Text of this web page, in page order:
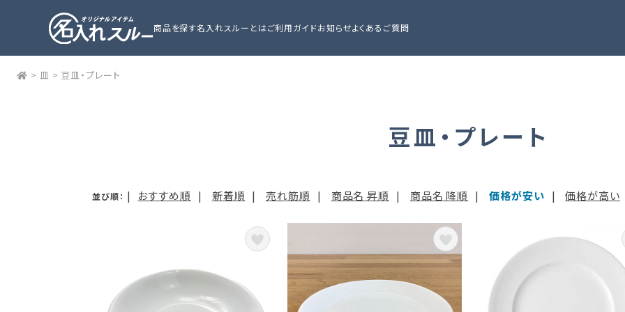
商品を探す名入れスルーとはご利用ガイドお知らせよくあるご質問
> 皿 > 豆皿・プレート
豆皿・プレート
並び順： | おすすめ順 | 新着順 | 売れ筋順 | 商品名 昇順 | 商品名 降順 | 価格が安い | 価格が高い